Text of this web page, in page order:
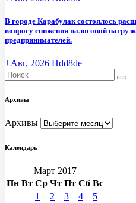
В городе Карабулак состоялось
вопросу снижения налоговой
предпринимателей.
J Авг, 2026 Hdd8de
Архивы
Архивы
Календарь
Март 2017
Пн Вт Ср Чт Пт Сб Вс
1
2 3 4
5